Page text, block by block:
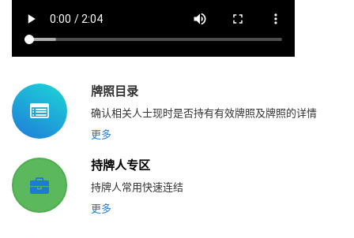
牌照目录
确认相关人士现时是否持有有效牌照及牌照的详情
更多
持牌人专区
持牌人常用快速连结
更多